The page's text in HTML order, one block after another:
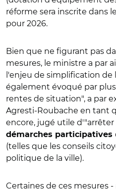
réforme sera inscrite dans
pour 2026.
Bien que ne figurant pas
mesures, le ministre a par
l'enjeu de simplification de
également évoqué par
rentes de situation", a par
Agresti-Roubache en tant
encore, jugé utile
démarches participatives
(telles que les conseils
politique de la ville).
Certaines de ces mesures